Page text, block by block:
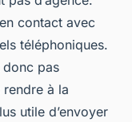
contact avec
téléphoniques.
donc pas
à la
utile d’envoyer